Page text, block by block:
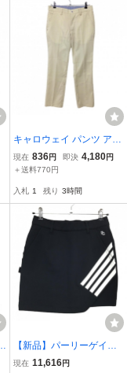
キャロウェイ パンツ アイ
ボリー 斜めストライプ織
生地 薄手 メンズ M ゴル
現在 836円 即決 4,180円
＋送料770円
入札 1 残り 3時間
【新品】パーリーゲイツ
スカート ダークネイビー
現在 11,616円